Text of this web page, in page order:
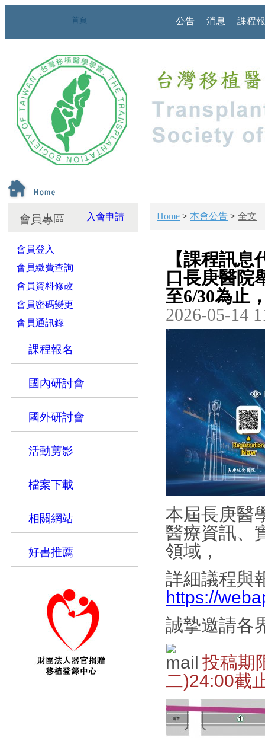
首頁 公告 消息 課程
會員專區 入會申請
會員登入
會員繳費查詢
會員資料修改
會員密碼變更
會員通訊錄
課程報名
國內研討會
國外研討會
活動剪影
檔案下載
相關網站
好書推薦
Home > 本會公告 > 全文
【課程訊
口長庚醫院
至6/30為止
2026-05-14
本屆長庚醫
醫療資訊、
領域，
詳細議程與
https://
誠摯邀請各
投稿期
二)24:00截